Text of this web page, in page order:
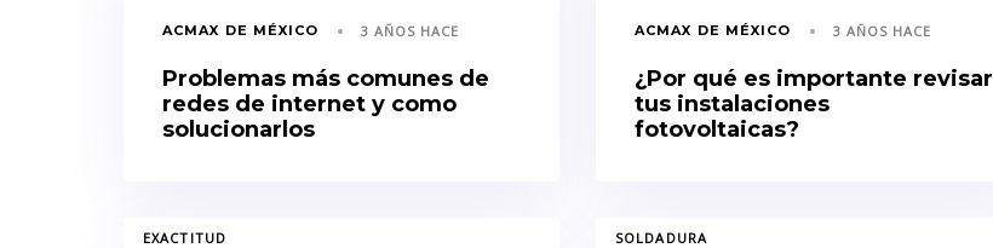
ACMAX DE MÉXICO 3 AÑOS HACE
Problemas más comunes de
redes de internet y como
solucionarlos
ACMAX DE MÉXICO 3 AÑOS HACE
¿Por qué es importante revisar
tus instalaciones
fotovoltaicas?
TAGSEXACTITUD TAGSSOLDADURA